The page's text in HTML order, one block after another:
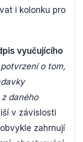
i kolonku pro
vyučujícího
o tom,
daného
v závislosti
zahrnují